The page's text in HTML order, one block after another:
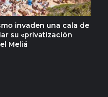
invaden una cala de
su «privatización
Meliá